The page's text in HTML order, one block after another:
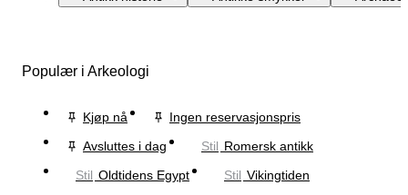
Populær i Arkeologi
Kjøp nå
Ingen reservasjonspris
Avsluttes i dag
Stil Romersk antikk
Stil Oldtidens Egypt Stil Vikingtiden